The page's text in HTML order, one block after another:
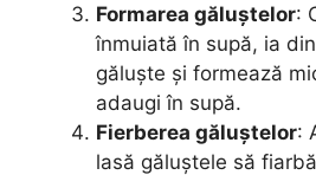
Formarea găluștelor:
înmuiată în supă, ia
găluște și formează
adaugi în supă.
Fierberea găluștelor:
lasă găluștele să